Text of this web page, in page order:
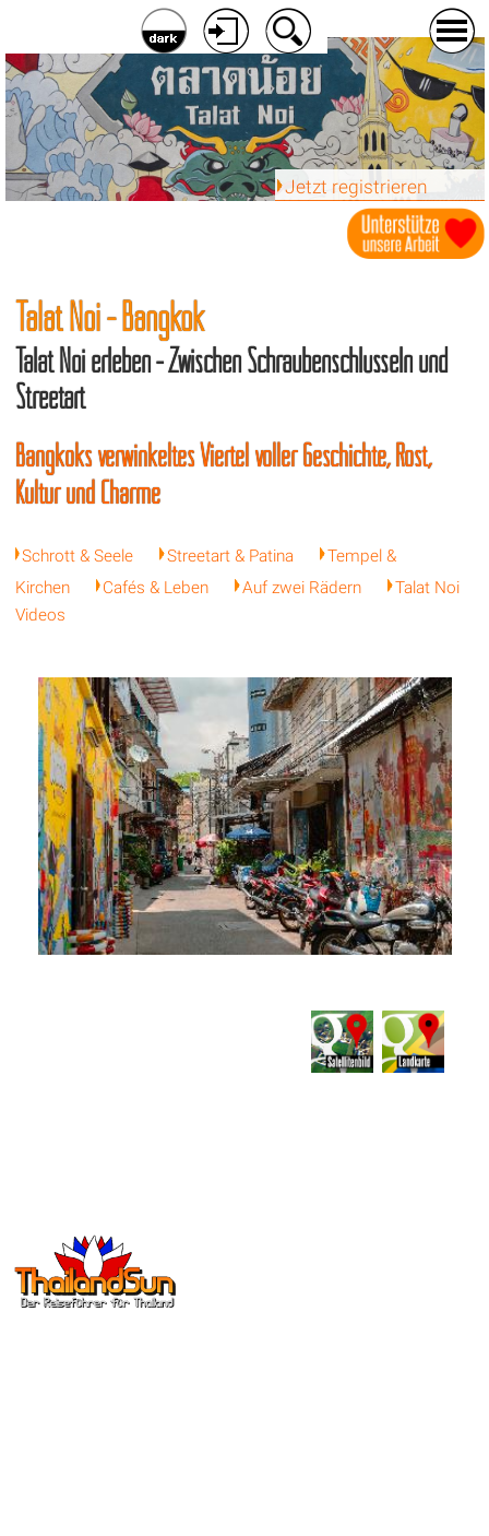
Jetzt registrieren
Talat Noi - Bangkok
Talat Noi erleben - Zwischen Schraubenschlüsseln und
Streetart
Bangkoks verwinkeltes Viertel voller Geschichte, Rost,
Kultur und Charme
Schrott & Seele Streetart & Patina
Tempel &
Kirchen
Cafés & Leben Auf zwei Rädern
Talat Noi
Videos